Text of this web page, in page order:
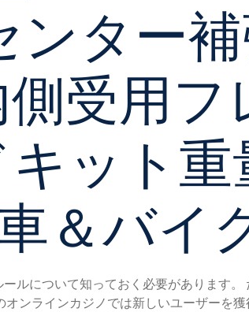
ンター
側受用
ット
＆バイ
ルについて知っておく必要があります
ンラインカジノでは新しいユーザーを